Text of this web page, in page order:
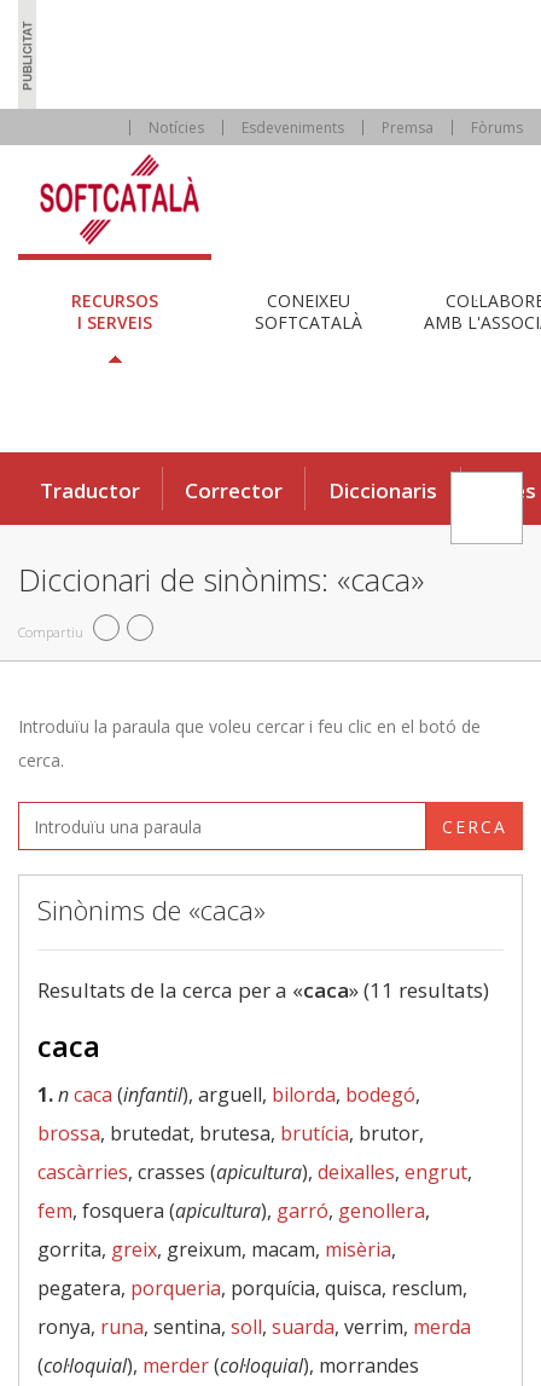
Notícies Esdeveniments Premsa Fòrums
RECURSOS
I SERVEIS
CONEIXEU
SOFTCATALÀ
AMB
Traductor Corrector Diccionaris Eines
Diccionari de sinònims: «caca»
Compartiu
Introduïu la paraula que voleu cercar i feu clic en el botó de
cerca.
CERCA
Sinònims de «caca»
Resultats de la cerca per a «caca» (11 resultats)
caca
1.ncaca (infantil), arguell, bilorda, bodegó,
brossa, brutedat, brutesa, brutícia, brutor,
cascàrries, crasses (apicultura), deixalles, engrut,
fem, fosquera (apicultura), garró, genollera,
gorrita, greix, greixum, macam, misèria,
pegatera, porqueria, porquícia, quisca, resclum,
ronya, runa, sentina, soll, suarda, verrim, merda
(col·loquial), merder(col·loquial), morrandes